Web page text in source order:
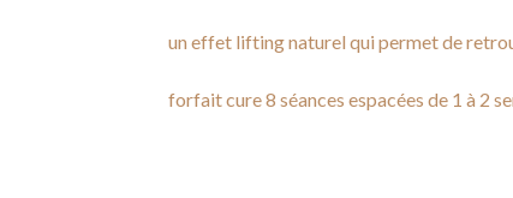
un effet lifting naturel qui permet de
forfait cure 8 séances espacées de 1 à 2